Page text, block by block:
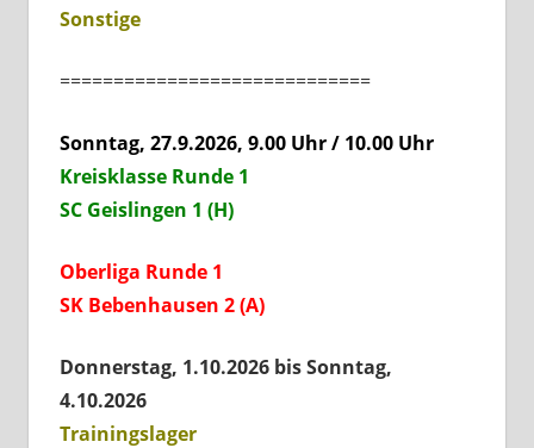
Sonstige
=============================
Sonntag, 27.9.2026, 9.00 Uhr / 10.00 Uhr
Kreisklasse Runde 1
SC Geislingen 1 (H)
Oberliga Runde 1
SK Bebenhausen 2 (A)
Donnerstag, 1.10.2026 bis Sonntag,
4.10.2026
Trainingslager